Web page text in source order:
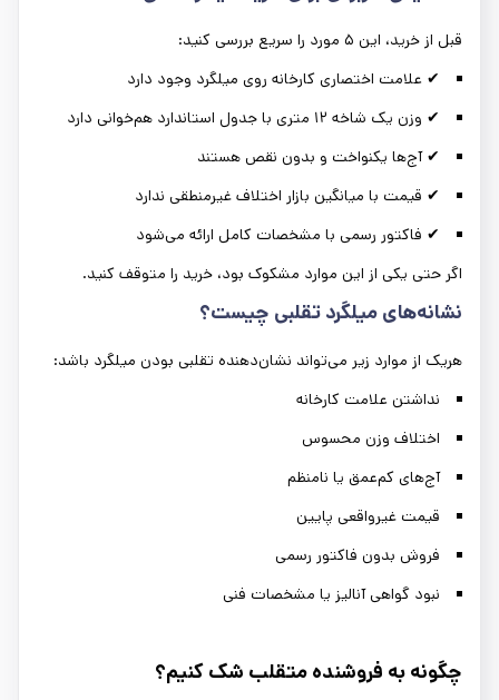
قبل از خرید، این ۵ مورد را سریع بررسی کنید:
✔ علامت اختصاری کارخانه روی میلگرد وجود دارد
✔ وزن یک شاخه ۱۲ متری با جدول استاندارد هم‌خوانی دارد
✔ آج‌ها یکنواخت و بدون نقص هستند
✔ قیمت با میانگین بازار اختلاف غیرمنطقی ندارد
✔ فاکتور رسمی با مشخصات کامل ارائه می‌شود
اگر حتی یکی از این موارد مشکوک بود، خرید را متوقف کنید.
نشانه‌های میلگرد تقلبی چیست؟
هریک از موارد زیر می‌تواند نشان‌دهنده تقلبی بودن میلگرد باشد:
نداشتن علامت کارخانه
اختلاف وزن محسوس
آج‌های کم‌عمق یا نامنظم
قیمت غیرواقعی پایین
فروش بدون فاکتور رسمی
نبود گواهی آنالیز یا مشخصات فنی
چگونه به فروشنده متقلب شک کنیم؟